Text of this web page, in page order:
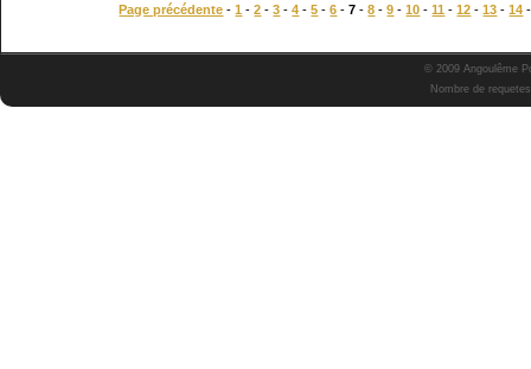
Page précédente -1 -2 -3 -4 -5 -6 -7 -8 -9 -10 -11 -12 -13 -14
© 2009 Angoulême
Nombre de